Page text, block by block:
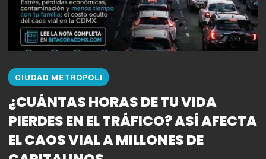
CIUDAD METROPOLI
¿CUÁNTAS HORAS DE TU VIDA
PIERDES EN EL TRÁFICO? ASÍ AFECTA
EL CAOS VIAL A MILLONES DE